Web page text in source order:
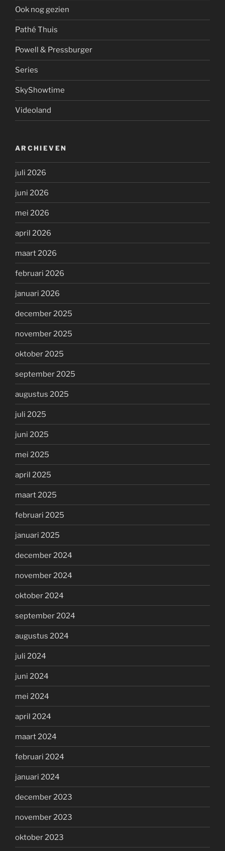
Ook nog gezien
Pathé Thuis
Powell & Pressburger
Series
SkyShowtime
Videoland
ARCHIEVEN
juli 2026
juni 2026
mei 2026
april 2026
maart 2026
februari 2026
januari 2026
december 2025
november 2025
oktober 2025
september 2025
augustus 2025
juli 2025
juni 2025
mei 2025
april 2025
maart 2025
februari 2025
januari 2025
december 2024
november 2024
oktober 2024
september 2024
augustus 2024
juli 2024
juni 2024
mei 2024
april 2024
maart 2024
februari 2024
januari 2024
december 2023
november 2023
oktober 2023